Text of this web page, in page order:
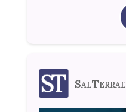
SalTerrae